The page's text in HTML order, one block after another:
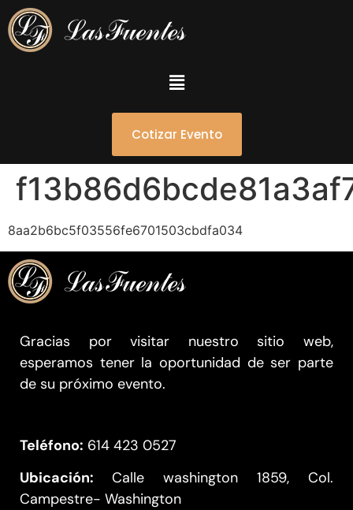
Cotizar Evento
8aa2b6bc5f03556fe6701503cbdfa034
Gracias por visitar nuestro sitio web,
esperamos tener la oportunidad de ser parte
de su próximo evento.
Teléfono: 614 423 0527
Ubicación: Calle washington 1859, Col.
Campestre- Washington